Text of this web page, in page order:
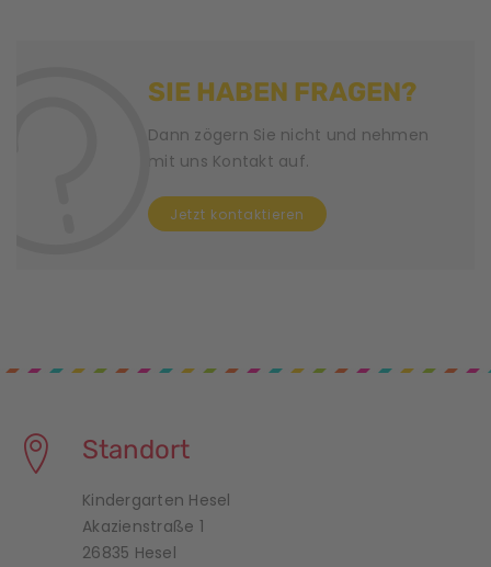
SIE HABEN FRAGEN?
Dann zögern Sie nicht und nehmen
mit uns Kontakt auf.
Jetzt kontaktieren
Standort
Kindergarten Hesel
Akazienstraße 1
26835 Hesel